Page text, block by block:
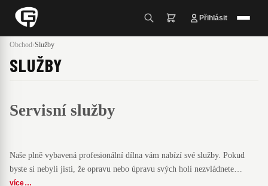
Přihlásit
Obchod›Služby
SLUŽBY
Servisní služby
Naše plně vybavená profesionální dílna vám nabízí své služby. Pokud
byste si nebyli jisti, že opravu nebo úpravu svých holí nezvládnete
vlastními silami, nebo dáváte raději přednost, že svěříte raději své hole
více …